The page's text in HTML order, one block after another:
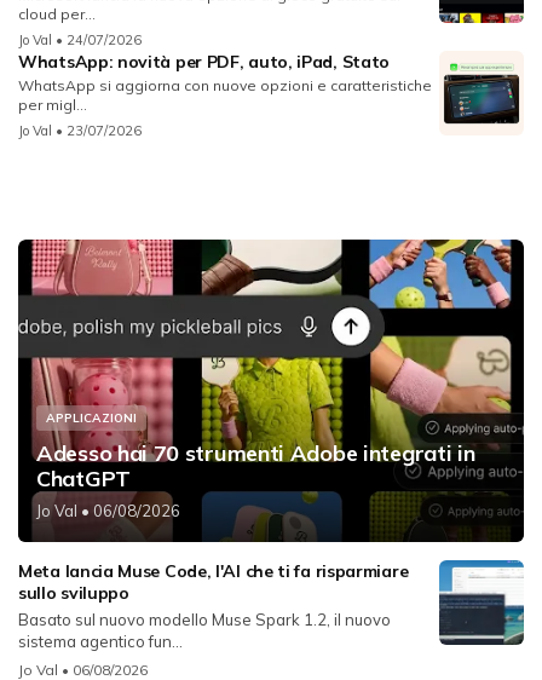
cloud per...
Jo Val • 24/07/2026
WhatsApp: novità per PDF, auto, iPad, Stato
WhatsApp si aggiorna con nuove opzioni e caratteristiche
per migl...
Jo Val • 23/07/2026
APPLICAZIONI
Adesso hai 70 strumenti Adobe integrati in
ChatGPT
Jo Val • 06/08/2026
Meta lancia Muse Code, l'AI che ti fa risparmiare
sullo sviluppo
Basato sul nuovo modello Muse Spark 1.2, il nuovo
sistema agentico fun...
Jo Val • 06/08/2026